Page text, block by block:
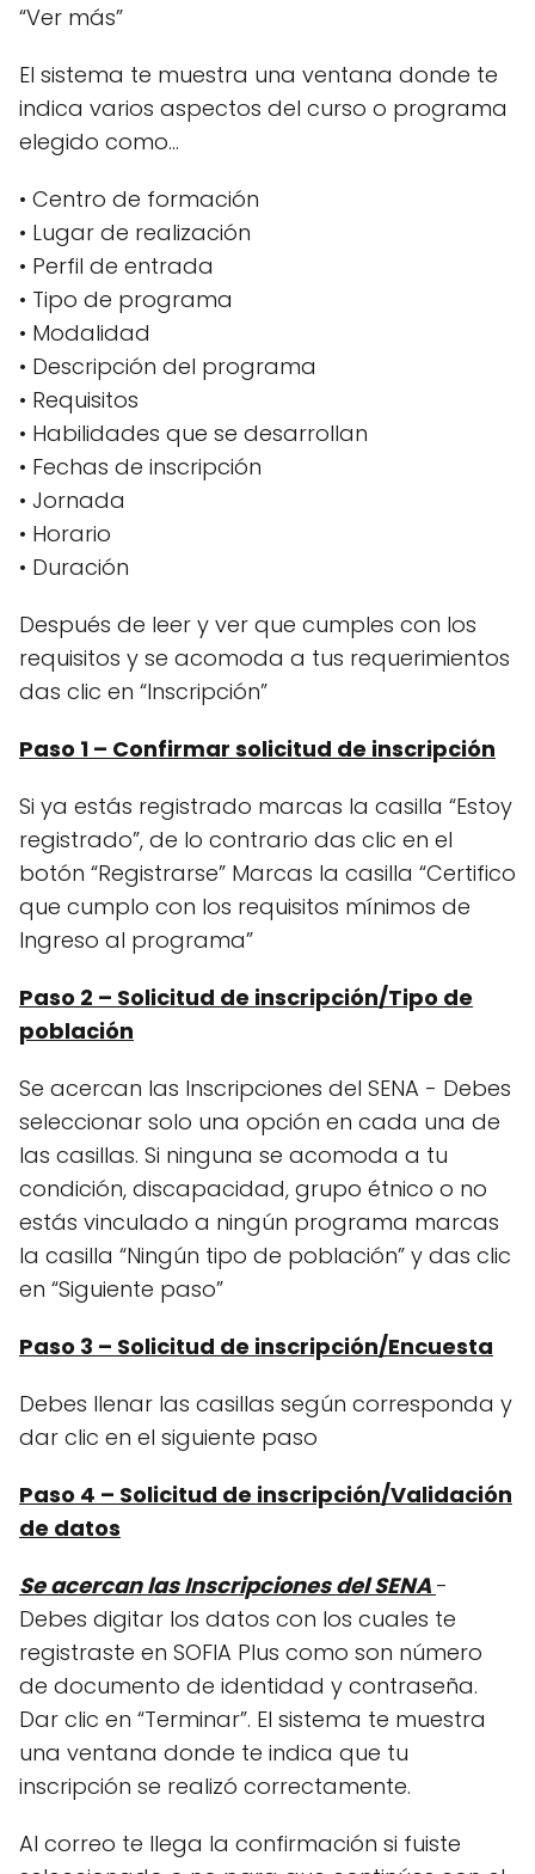
“Ver más”
El sistema te muestra una ventana donde te
indica varios aspectos del curso o programa
elegido como…
• Centro de formación
• Lugar de realización
• Perfil de entrada
• Tipo de programa
• Modalidad
• Descripción del programa
• Requisitos
• Habilidades que se desarrollan
• Fechas de inscripción
• Jornada
• Horario
• Duración
Después de leer y ver que cumples con los
requisitos y se acomoda a tus requerimientos
das clic en “Inscripción”
Paso 1 – Confirmar solicitud de inscripción
Si ya estás registrado marcas la casilla “Estoy
registrado”, de lo contrario das clic en el
botón “Registrarse” Marcas la casilla “Certifico
que cumplo con los requisitos mínimos de
Ingreso al programa”
Paso 2 – Solicitud de inscripción/Tipo de
población
Se acercan las Inscripciones del SENA - Debes
seleccionar solo una opción en cada una de
las casillas. Si ninguna se acomoda a tu
condición, discapacidad, grupo étnico o no
estás vinculado a ningún programa marcas
la casilla “Ningún tipo de población” y das clic
en “Siguiente paso”
Paso 3 – Solicitud de inscripción/Encuesta
Debes llenar las casillas según corresponda y
dar clic en el siguiente paso
Paso 4 – Solicitud de inscripción/Validación
de datos
Se acercan las Inscripciones del SENA -
Debes digitar los datos con los cuales te
registraste en SOFIA Plus como son número
de documento de identidad y contraseña.
Dar clic en “Terminar”. El sistema te muestra
una ventana donde te indica que tu
inscripción se realizó correctamente.
Al correo te llega la confirmación si fuiste